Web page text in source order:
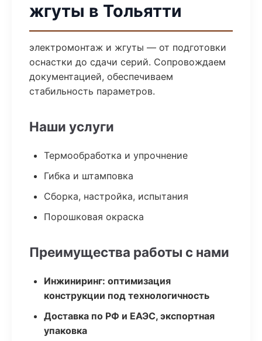
жгуты в Тольятти
электромонтаж и жгуты — от подготовки
оснастки до сдачи серий. Сопровождаем
документацией, обеспечиваем
стабильность параметров.
Наши услуги
Термообработка и упрочнение
Гибка и штамповка
Сборка, настройка, испытания
Порошковая окраска
Преимущества работы с нами
Инжиниринг: оптимизация
конструкции под технологичность
Доставка по РФ и ЕАЭС, экспортная
упаковка